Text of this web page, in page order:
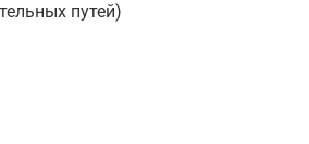
путей)